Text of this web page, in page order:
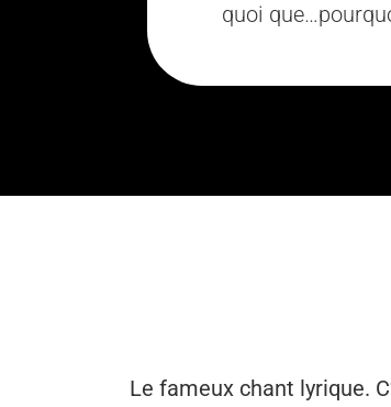
quoi
Le fameux chant lyrique.